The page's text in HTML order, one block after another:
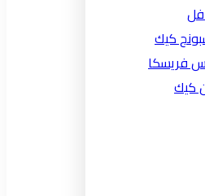
كيك
فريسكا
كيك